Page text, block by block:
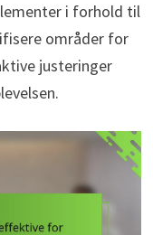
i forhold til
områder for
justeringer